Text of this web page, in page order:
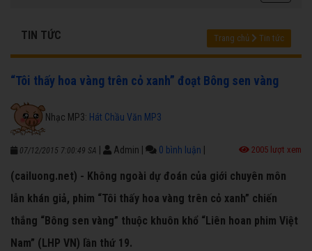
TIN TỨC Trang chủ Tin tức
“Tôi thấy hoa vàng trên cỏ xanh” đoạt Bông sen vàng
Nhạc MP3: Hát Chầu Văn MP3
07/12/2015 7:00:49 SA Admin 0 bình luận 2005 lượt xem
(cailuong.net) - Không ngoài dự đoán của giới chuyên môn
lẫn khán giả, phim “Tôi thấy hoa vàng trên cỏ xanh” chiến
thắng “Bông sen vàng” thuộc khuôn khổ “Liên hoan phim Việt
Nam” (LHP VN) lần thứ 19.